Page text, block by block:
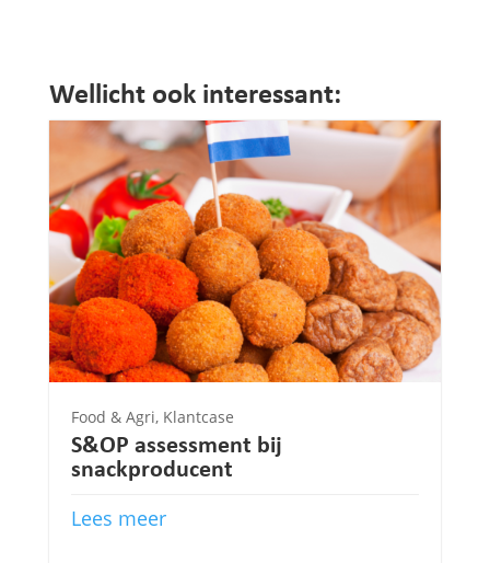
Wellicht ook interessant:
Food & Agri, Klantcase
S&OP assessment bij
snackproducent
Lees meer